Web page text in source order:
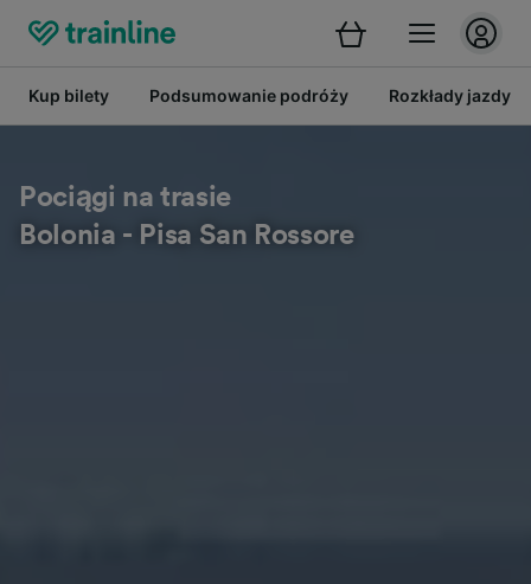
Kup bilety Podsumowanie podróży Rozkłady jazdy
Pociągi na trasie
Bolonia - Pisa San Rossore